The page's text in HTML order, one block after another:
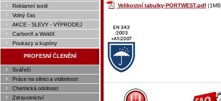
Reklamní textil
Volný čas
AKCE - SLEVY - VÝPRODEJ
CarbonX a WeldX
Poukazy a kupóny
PROFESNÍ ČLENĚNÍ
Svářeči
Práce na silnici a viditelnost
Chemická odolnost
Zdravotnictví
Velikostní tabulky-PORTWEST.pdf